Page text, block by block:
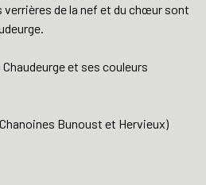
verrières de la nef et du chœur sont
et ses couleurs
Bunoust et Hervieux)